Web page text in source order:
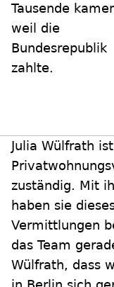
Tausende
weil die
Bundesrepublik
zahlte.
Julia Wülfrath
zuständig. Mit
haben sie
Vermittlungen
das Team
Wülfrath, dass